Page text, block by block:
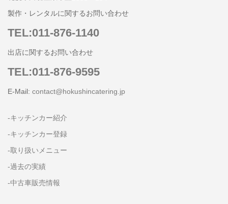
製作・レンタルに関するお問い合わせ
TEL:011-876-1140
出店に関するお問い合わせ
TEL:011-876-9595
E-Mail: contact@hokushincatering.jp
-キッチンカー紹介
-キッチンカー登録
-取り扱いメニュー
-過去の実績
-中古車販売情報